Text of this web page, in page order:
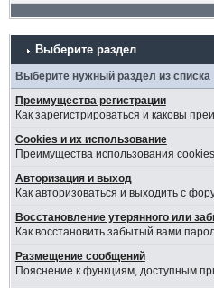
Выберите раздел
Выберите нужный раздел из списка
Преимущества регистрации
Как зарегистрироваться и каковы
Cookies и их использование
Преимущества использования
Авторизация и выход
Как авторизоваться и выходить с
Восстановление утерянного или
Как восстановить забытый вами
Размещение сообщений
Пояснение к функциям, доступным